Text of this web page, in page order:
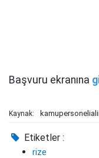
Başvuru ekranına
Kaynak:
Etiketler :
rize